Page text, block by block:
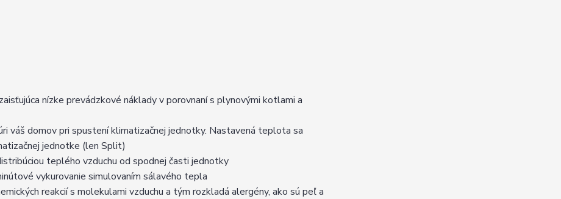
nízke prevádzkové náklady v porovnaní s plynovými kotlami a
váš domov pri spustení klimatizačnej jednotky. Nastavená teplota sa
jednotke (len Split)
teplého vzduchu od spodnej časti jednotky
vykurovanie simulovaním sálavého tepla
reakcií s molekulami vzduchu a tým rozkladá alergény, ako sú peľ a